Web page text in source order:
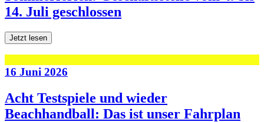
14. Juli geschlossen
Jetzt lesen
16 Juni 2026
Acht Testspiele und wieder
Beachhandball: Das ist unser Fahrplan